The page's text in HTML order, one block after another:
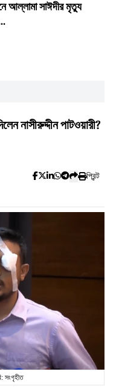
আল্লামা সাঈদীর মৃত্যু
নাসীরুদ্দীন পাটওয়ারী?
প্রিন্ট
সংগৃহীত